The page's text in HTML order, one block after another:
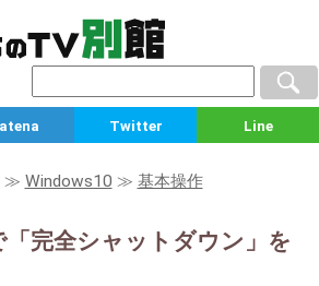
Twitter Line
≫ Windows10 ≫ 基本操作
完全シャットダウン」を